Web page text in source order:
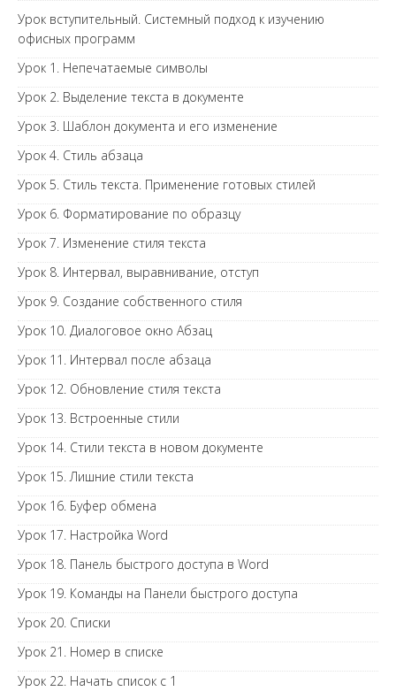
Урок вступительный. Системный подход к изучению
офисных программ
Урок 1. Непечатаемые символы
Урок 2. Выделение текста в документе
Урок 3. Шаблон документа и его изменение
Урок 4. Стиль абзаца
Урок 5. Стиль текста. Применение готовых стилей
Урок 6. Форматирование по образцу
Урок 7. Изменение стиля текста
Урок 8. Интервал, выравнивание, отступ
Урок 9. Создание собственного стиля
Урок 10. Диалоговое окно Абзац
Урок 11. Интервал после абзаца
Урок 12. Обновление стиля текста
Урок 13. Встроенные стили
Урок 14. Стили текста в новом документе
Урок 15. Лишние стили текста
Урок 16. Буфер обмена
Урок 17. Настройка Word
Урок 18. Панель быстрого доступа в Word
Урок 19. Команды на Панели быстрого доступа
Урок 20. Списки
Урок 21. Номер в списке
Урок 22. Начать список с 1